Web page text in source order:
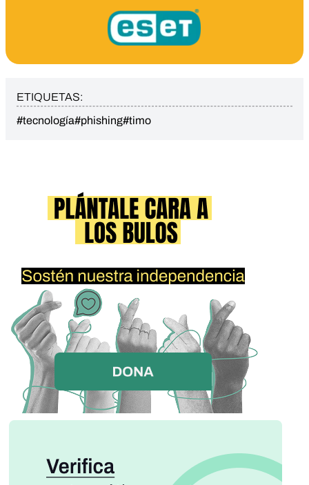
ETIQUETAS:
#tecnología#phishing#timo